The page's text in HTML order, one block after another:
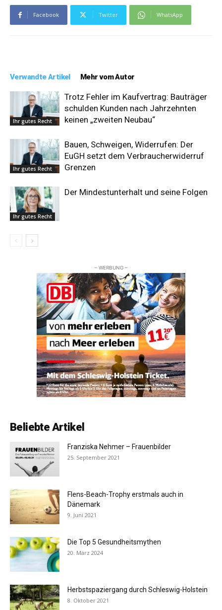
Facebook Twitter WhatsApp
Verwandte Artikel Mehr vom Autor
Ihr gutes Recht
Trotz Fehler im Kaufvertrag: Bauträger
schulden Kunden nach Jahrzehnten
keinen „zweiten Neubau“
Ihr gutes Recht
Bauen, Schweigen, Widerrufen: Der
EuGH setzt dem Verbraucherwiderruf
Grenzen
Ihr gutes Recht
Der Mindestunterhalt und seine Folgen
– WERBUNG –
Beliebte Artikel
Franziska Nehmer – Frauenbilder
25. September 2021
Flens-Beach-Trophy erstmals auch in
Dänemark
9. Juni 2021
Die Top 5 Gesundheitsmythen
20. März 2024
Herbstspaziergang durch Schleswig-Holstein
8. Oktober 2021